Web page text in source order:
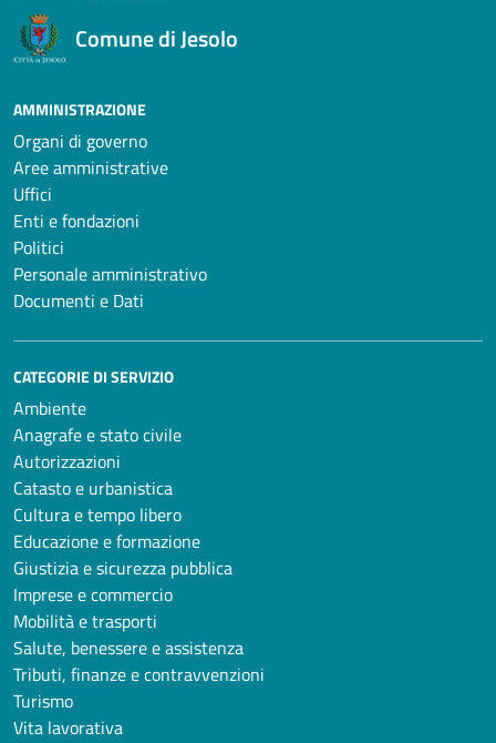
Comune di Jesolo
AMMINISTRAZIONE
Organi di governo
Aree amministrative
Uffici
Enti e fondazioni
Politici
Personale amministrativo
Documenti e Dati
CATEGORIE DI SERVIZIO
Ambiente
Anagrafe e stato civile
Autorizzazioni
Catasto e urbanistica
Cultura e tempo libero
Educazione e formazione
Giustizia e sicurezza pubblica
Imprese e commercio
Mobilità e trasporti
Salute, benessere e assistenza
Tributi, finanze e contravvenzioni
Turismo
Vita lavorativa